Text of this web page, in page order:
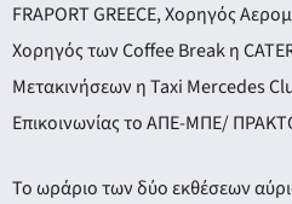
FRAPORT GREECE, Χορηγός
Χορηγός των Coffee Break η
Μετακινήσεων η Taxi Mercedes
Επικοινωνίας το ΑΠΕ-ΜΠΕ/
Το ωράριο των δύο εκθέσεων